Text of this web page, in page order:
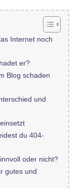
Internet noch
er?
Blog schaden
und
du 404-
oder nicht?
gutes und